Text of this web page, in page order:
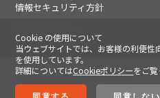
Cookie の使用について
当ウェブサイトでは、お客様の利便
を使用しています。
詳細についてはCookieポリシーをご覧
情報セキュリティ方針
©jintec Corporation 2020. All
Rights Reserved.